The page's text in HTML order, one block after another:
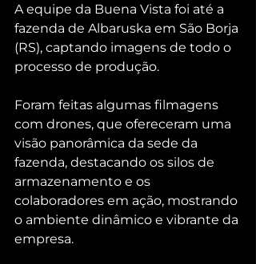
A equipe da Buena Vista foi até a
fazenda de Albaruska em São Borja
(RS), captando imagens de todo o
processo de produção.
Foram feitas algumas filmagens
com drones, que ofereceram uma
visão panorâmica da sede da
fazenda, destacando os silos de
armazenamento e os
colaboradores em ação, mostrando
o ambiente dinâmico e vibrante da
empresa.